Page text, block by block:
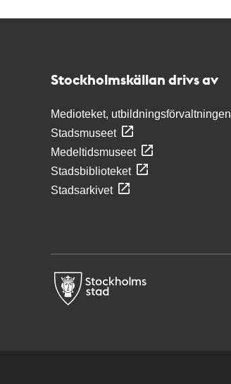
Stockholmskällan drivs av
Medioteket, utbildningsförvaltningen
Stadsmuseet
Medeltidsmuseet
Stadsbiblioteket
Stadsarkivet